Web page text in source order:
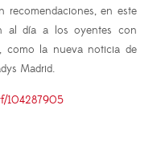
recomendaciones, en este
al día a los oyentes con
como la nueva noticia de
Madrid.
104287905